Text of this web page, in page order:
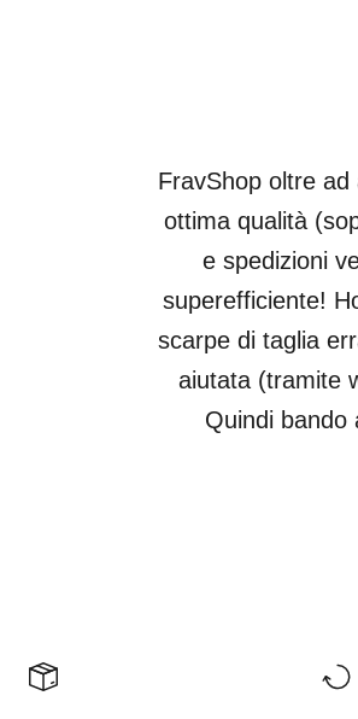
FravShop oltre
ottima qualità
e spedizioni
superefficiente!
scarpe di taglia
aiutata (tramite
Quindi bando